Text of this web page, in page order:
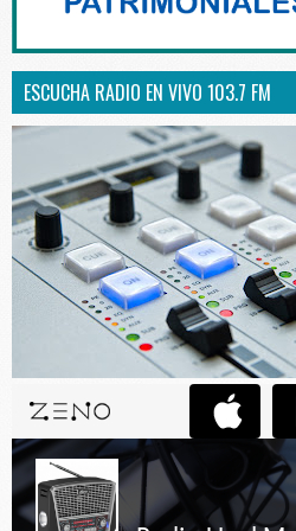
ESCUCHA RADIO EN VIVO 103.7 FM